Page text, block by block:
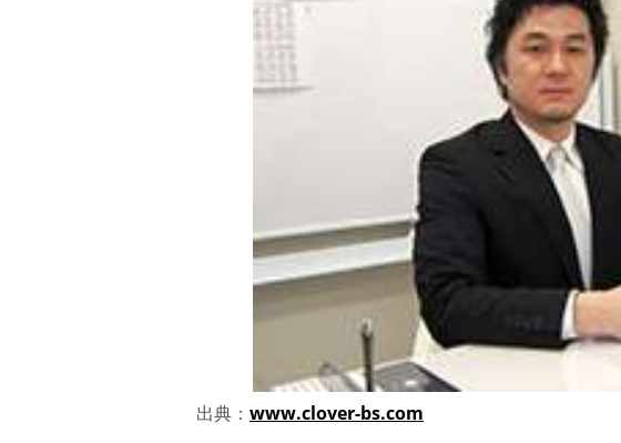
出典： www.clover-bs.com